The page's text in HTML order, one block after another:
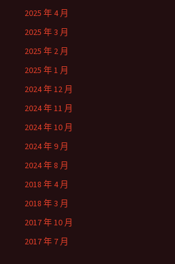
2025 年 4 月
2025 年 3 月
2025 年 2 月
2025 年 1 月
2024 年 12 月
2024 年 11 月
2024 年 10 月
2024 年 9 月
2024 年 8 月
2018 年 4 月
2018 年 3 月
2017 年 10 月
2017 年 7 月